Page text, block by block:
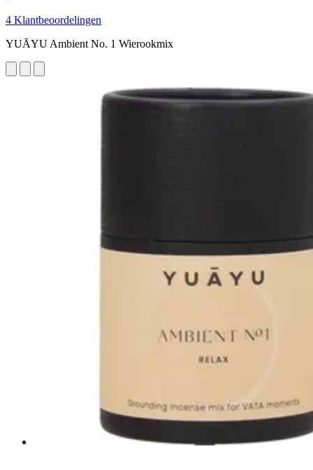
4 Klantbeoordelingen
YUĀYU Ambient No. 1 Wierookmix